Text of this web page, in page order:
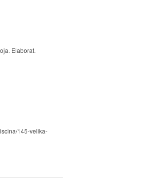
Elaborat.
145-velika-